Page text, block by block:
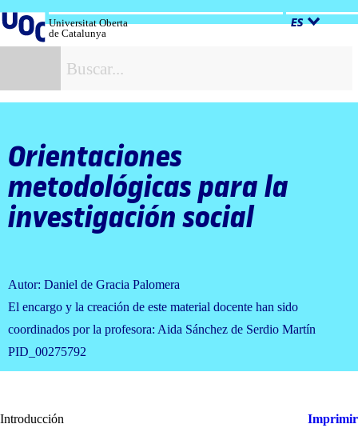
al
contenido
Universitat Oberta
de Catalunya
ES
Orientaciones
metodológicas para la
investigación social
Autor: Daniel de Gracia Palomera
El encargo y la creación de este material docente han sido
coordinados por la profesora: Aida Sánchez de Serdio Martín
PID_00275792
Introducción
Imprimir